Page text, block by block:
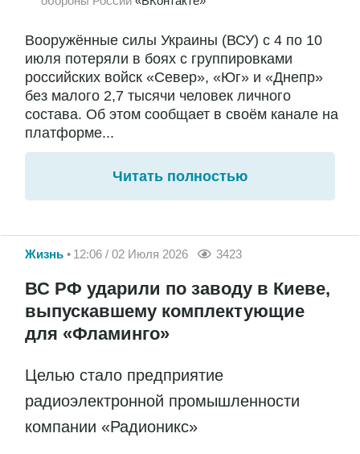
Вооружённые силы Украины (ВСУ) с 4 по 10
июля потеряли в боях с группировками
российских войск «Север», «Юг» и «Днепр»
без малого 2,7 тысячи человек личного
состава. Об этом сообщает в своём канале на
платформе...
Читать полностью
Жизнь 12:06 / 02 Июля 2026 3423
ВС РФ ударили по заводу в Киеве,
выпускавшему комплектующие
для «Фламинго»
Целью стало предприятие
радиоэлектронной промышленности
компании «Радионикс»